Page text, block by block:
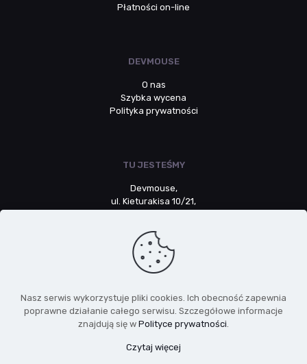
Płatności on-line
DEVMOUSE
O nas
Szybka wycena
Polityka prywatności
TU JESTEŚMY
Devmouse,
ul. Kieturakisa 10/21,
+48 661 326 903
kontakt@devmouse.pl
Nasz serwis wykorzystuje pliki cookies. Ich obecność zapewnia
poprawne działanie całego serwisu. Szczegółowe informacje
znajdują się w Polityce prywatności.
Czytaj więcej